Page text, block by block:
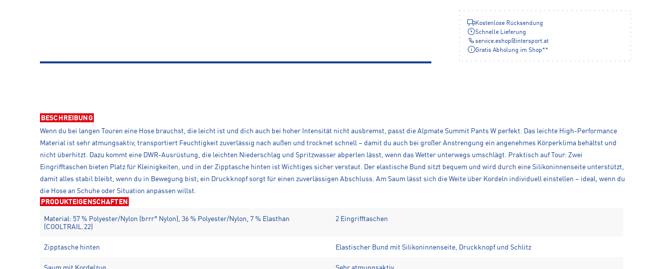
Kostenlose Rücksendung
Schnelle Lieferung
service.eshop@intersport.at
Gratis Abholung im Shop**
BESCHREIBUNG
Wenn du bei langen Touren eine Hose brauchst, die leicht ist und dich auch bei hoher Intensität nicht ausbremst, passt die Alpmate Summit Pants W perfekt. Das leichte High-Performance
Material ist sehr atmungsaktiv, transportiert Feuchtigkeit zuverlässig nach außen und trocknet schnell – damit du auch bei großer Anstrengung ein angenehmes Körperklima behältst und
nicht überhitzt. Dazu kommt eine DWR-Ausrüstung, die leichten Niederschlag und Spritzwasser abperlen lässt, wenn das Wetter unterwegs umschlägt. Praktisch auf Tour: Zwei
Eingrifftaschen bieten Platz für Kleinigkeiten, und in der Zipptasche hinten ist Wichtiges sicher verstaut. Der elastische Bund sitzt bequem und wird durch eine Silikoninnenseite unterstützt,
damit alles stabil bleibt, wenn du in Bewegung bist; ein Druckknopf sorgt für einen zuverlässigen Abschluss. Am Saum lässt sich die Weite über Kordeln individuell einstellen – ideal, wenn du
die Hose an Schuhe oder Situation anpassen willst.
PRODUKTEIGENSCHAFTEN
Material: 57 % Polyester/Nylon (brrr° Nylon), 36 % Polyester/Nylon, 7 % Elasthan
(COOLTRAIL.22)
2 Eingrifftaschen
Zipptasche hinten Elastischer Bund mit Silikoninnenseite, Druckknopf und Schlitz